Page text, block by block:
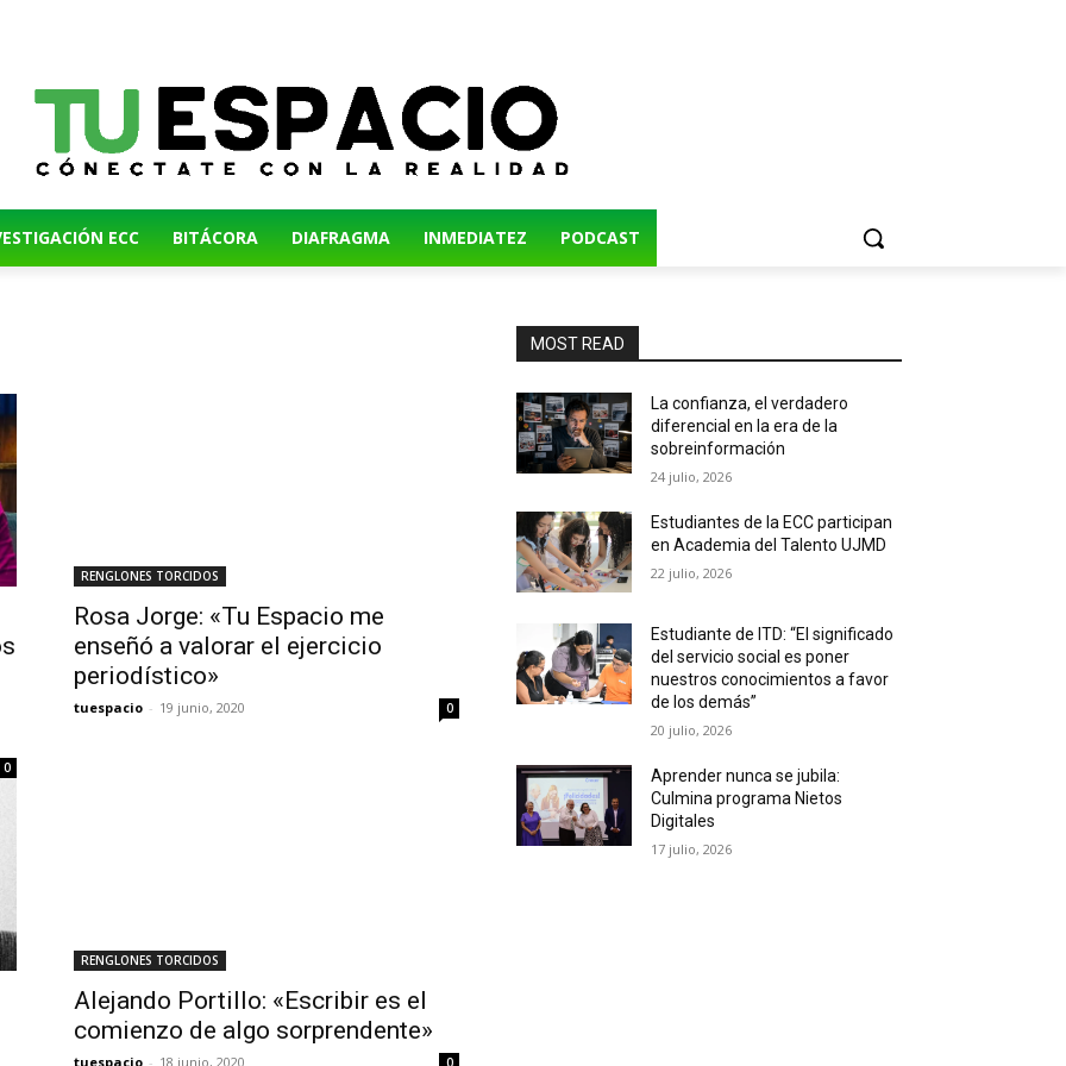
ECC BITÁCORA DIAFRAGMA INMEDIATEZ PODCAST
0
RENGLONES TORCIDOS
Rosa Jorge: «Tu Espacio me
enseñó a valorar el ejercicio
periodístico»
tuespacio - 19 junio, 2020 0
RENGLONES TORCIDOS
Alejando Portillo: «Escribir es el
comienzo de algo sorprendente»
tuespacio - 18 junio, 2020 0
MOST READ
La confianza, el verdadero
diferencial en la era de la
sobreinformación
24 julio, 2026
Estudiantes de la ECC participan
en Academia del Talento UJMD
22 julio, 2026
Estudiante de ITD: “El significado
del servicio social es poner
nuestros conocimientos a favor
de los demás”
20 julio, 2026
Aprender nunca se jubila:
Culmina programa Nietos
Digitales
17 julio, 2026